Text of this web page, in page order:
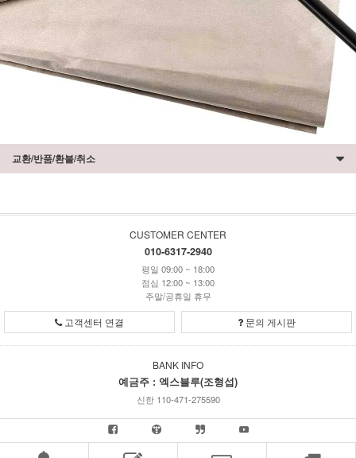
교환/반품/환불/취소
CUSTOMER CENTER
010-6317-2940
평일 09:00 ~ 18:00
점심 12:00 ~ 13:00
주말/공휴일 휴무
고객센터 연결 문의 게시판
BANK INFO
예금주 : 엑스블루(조형섭)
신한 110-471-275590